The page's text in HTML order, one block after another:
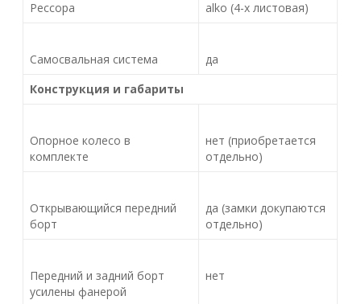
Рессора alko (4-х листовая)
Самосвальная система
да
Конструкция и габариты
Опорное колесо в
комплекте
нет (приобретается
отдельно)
Открывающийся передний
борт
да (замки докупаются
отдельно)
Передний и задний борт
усилены фанерой
нет